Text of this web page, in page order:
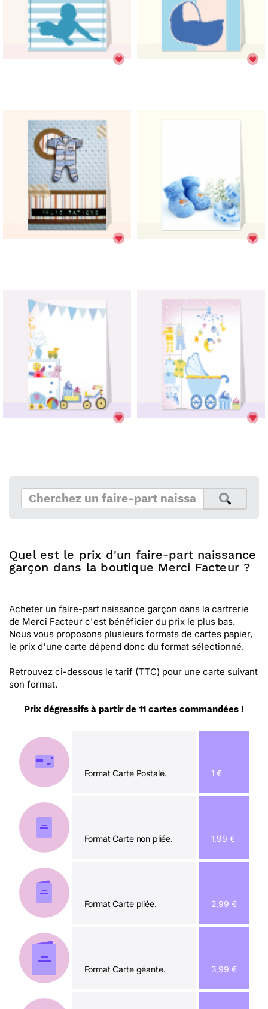
Quel est le prix d'un faire-part naissance
garçon dans la boutique Merci Facteur ?
Acheter un faire-part naissance garçon dans la cartrerie
de Merci Facteur c'est bénéficier du prix le plus bas.
Nous vous proposons plusieurs formats de cartes papier,
le prix d'une carte dépend donc du format sélectionné.
Retrouvez ci-dessous le tarif (TTC) pour une carte suivant
son format.
Prix dégressifs à partir de 11 cartes commandées !
Format Carte Postale. 1 €
Format Carte non pliée. 1,99 €
Format Carte pliée. 2,99 €
Format Carte géante. 3,99 €